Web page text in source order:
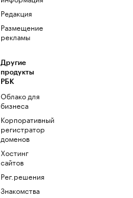
Редакция
Размещение
рекламы
Другие
продукты
РБК
Облако для
бизнеса
Корпоративный
регистратор
доменов
Хостинг
сайтов
Рег.решения
Знакомства